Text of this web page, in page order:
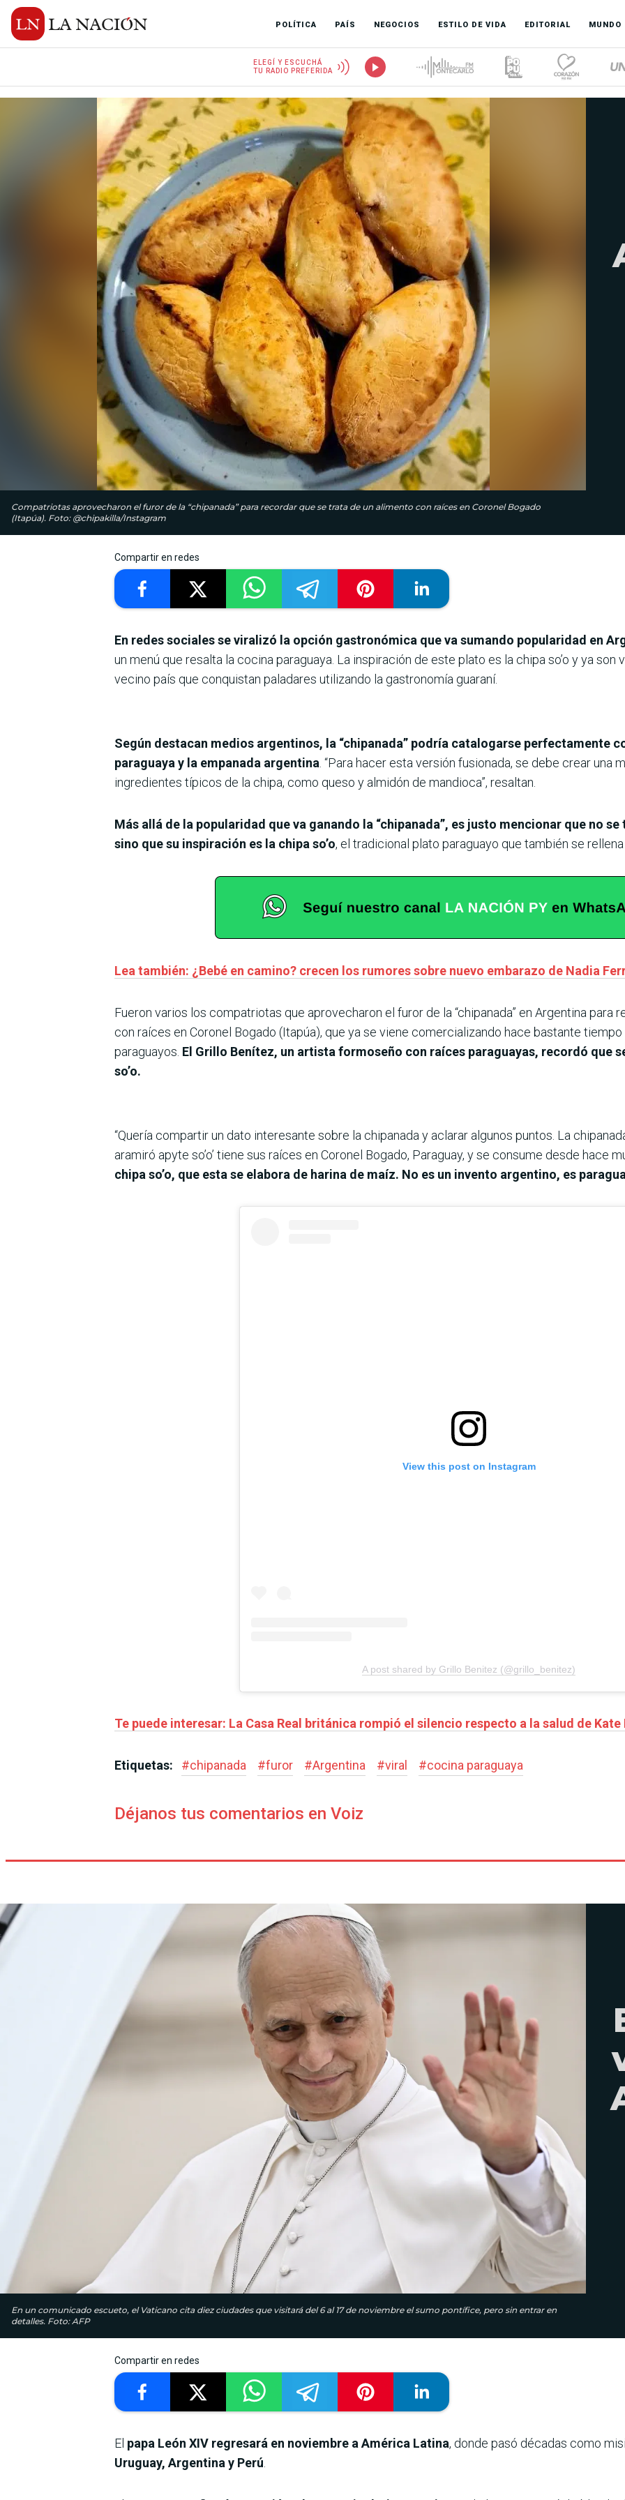
POLÍTICA PAÍS NEGOCIOS ESTILO DE VIDA EDITORIAL MUNDO
ELEGÍ Y ESCUCHÁ
TU RADIO PREFERIDA
Compatriotas aprovecharon el furor de la “chipanada” para recordar que se trata de un alimento con raíces en Coronel Bogado
(Itapúa). Foto: @chipakilla/Instagram
Compartir en redes
En redes sociales se viralizó la opción gastronómica que va sumando popularidad en
un menú que resalta la cocina paraguaya. La inspiración de este plato es la chipa so’o y ya son
vecino país que conquistan paladares utilizando la gastronomía guaraní.
Según destacan medios argentinos, la “chipanada” podría catalogarse perfectamente
paraguaya y la empanada argentina . “Para hacer esta versión fusionada, se debe crear una
ingredientes típicos de la chipa, como queso y almidón de mandioca”, resaltan.
Más allá de la popularidad que va ganando la “chipanada”, es justo mencionar que no
sino que su inspiración es la chipa so’o, el tradicional plato paraguayo que también se
Lea también: ¿Bebé en camino? crecen los rumores sobre nuevo embarazo de Nadia
Fueron varios los compatriotas que aprovecharon el furor de la “chipanada” en Argentina para
con raíces en Coronel Bogado (Itapúa), que ya se viene comercializando hace bastante
paraguayos. El Grillo Benítez, un artista formoseño con raíces paraguayas, recordó que
so’o.
“Quería compartir un dato interesante sobre la chipanada y aclarar algunos puntos. La
aramiró apyte so’o’ tiene sus raíces en Coronel Bogado, Paraguay, y se consume desde hace
chipa so’o, que esta se elabora de harina de maíz. No es un invento argentino, es
View this post on Instagram
A post shared by Grillo Benitez (@grillo_benitez)
Te puede interesar: La Casa Real británica rompió el silencio respecto a la salud de
Etiquetas: #chipanada #furor #Argentina #viral #cocina paraguaya
Déjanos tus comentarios en Voiz
En un comunicado escueto, el Vaticano cita diez ciudades que visitará del 6 al 17 de noviembre el sumo pontífice, pero sin entrar en
detalles. Foto: AFP
Compartir en redes
El papa León XIV regresará en noviembre a América Latina, donde pasó décadas como
Uruguay, Argentina y Perú